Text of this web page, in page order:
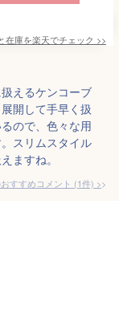
在庫を楽天でチェック >>
えるケンコーブ
開して手早く扱
ので、色々な用
スリムスタイル
ますね。
すすめコメント (1件) >